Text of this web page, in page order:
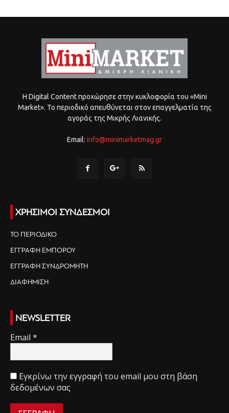
Η Digital Content προχώρησε στην κυκλοφορία του «Mini
Market». Το περιοδικό απευθύνεται στον επαγγελματία της
αγοράς της Μικρής Λιανικής.
Email: info@minimarketmag.gr
ΧΡΗΣΙΜΟΙ ΣΥΝΔΕΣΜΟΙ
ΤΟ ΠΕΡΙΟΔΙΚΟ
ΕΓΓΡΑΦΗ ΕΜΠΟΡΟΥ
ΕΓΓΡΑΦΗ ΣΥΝΔΡΟΜΗΤΗ
ΔΙΑΦΗΜΙΣΗ
NEWSLETTER
Email *
Εγκρίνω την εγγραφή του email μου στη βάση
δεδομένων σας